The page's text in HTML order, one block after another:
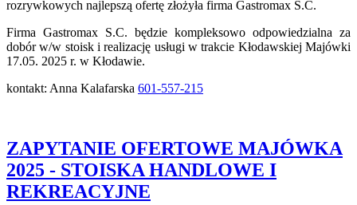
rozrywkowych najlepszą ofertę złożyła firma Gastromax S.C.
Firma Gastromax S.C. będzie kompleksowo odpowiedzialna za
dobór w/w stoisk i realizację usługi w trakcie Kłodawskiej Majówki
17.05. 2025 r. w Kłodawie.
kontakt: Anna Kalafarska 601-557-215
ZAPYTANIE OFERTOWE MAJÓWKA
2025 - STOISKA HANDLOWE I
REKREACYJNE